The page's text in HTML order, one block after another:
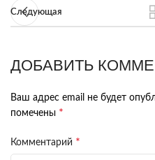
Следующая
ДОБАВИТЬ
Ваш адрес email не будет
помечены *
Комментарий *